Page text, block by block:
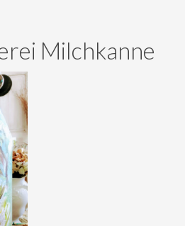
Milchkanne